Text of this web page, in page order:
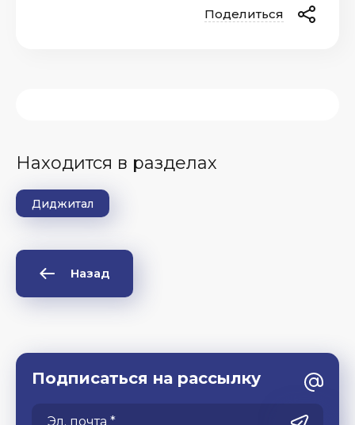
Поделиться
Находится в разделах
Диджитал
Назад
Подписаться на рассылку